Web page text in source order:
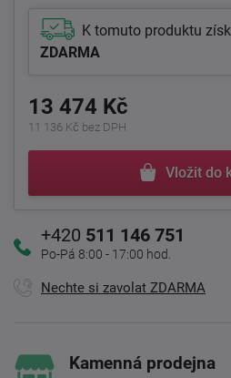
K tomuto produktu
ZDARMA
13 474 Kč
11 136 Kč bez DPH
Vložit do
+420 511 146 751
Po-Pá 8:00 - 17:00 hod.
Nechte si zavolat ZDARMA
Kamenná prodejna